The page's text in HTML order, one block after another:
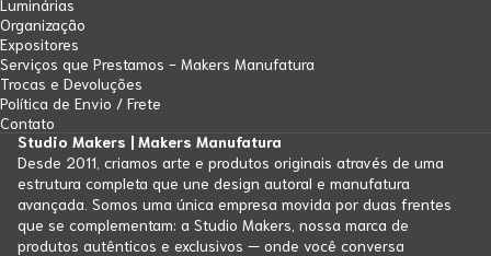
Luminárias
Organização
Expositores
Serviços que Prestamos - Makers Manufatura
Trocas e Devoluções
Política de Envio / Frete
Contato
Studio Makers | Makers Manufatura
Desde 2011, criamos arte e produtos originais através de uma
estrutura completa que une design autoral e manufatura
avançada. Somos uma única empresa movida por duas frentes
que se complementam: a Studio Makers, nossa marca de
produtos autênticos e exclusivos — onde você conversa